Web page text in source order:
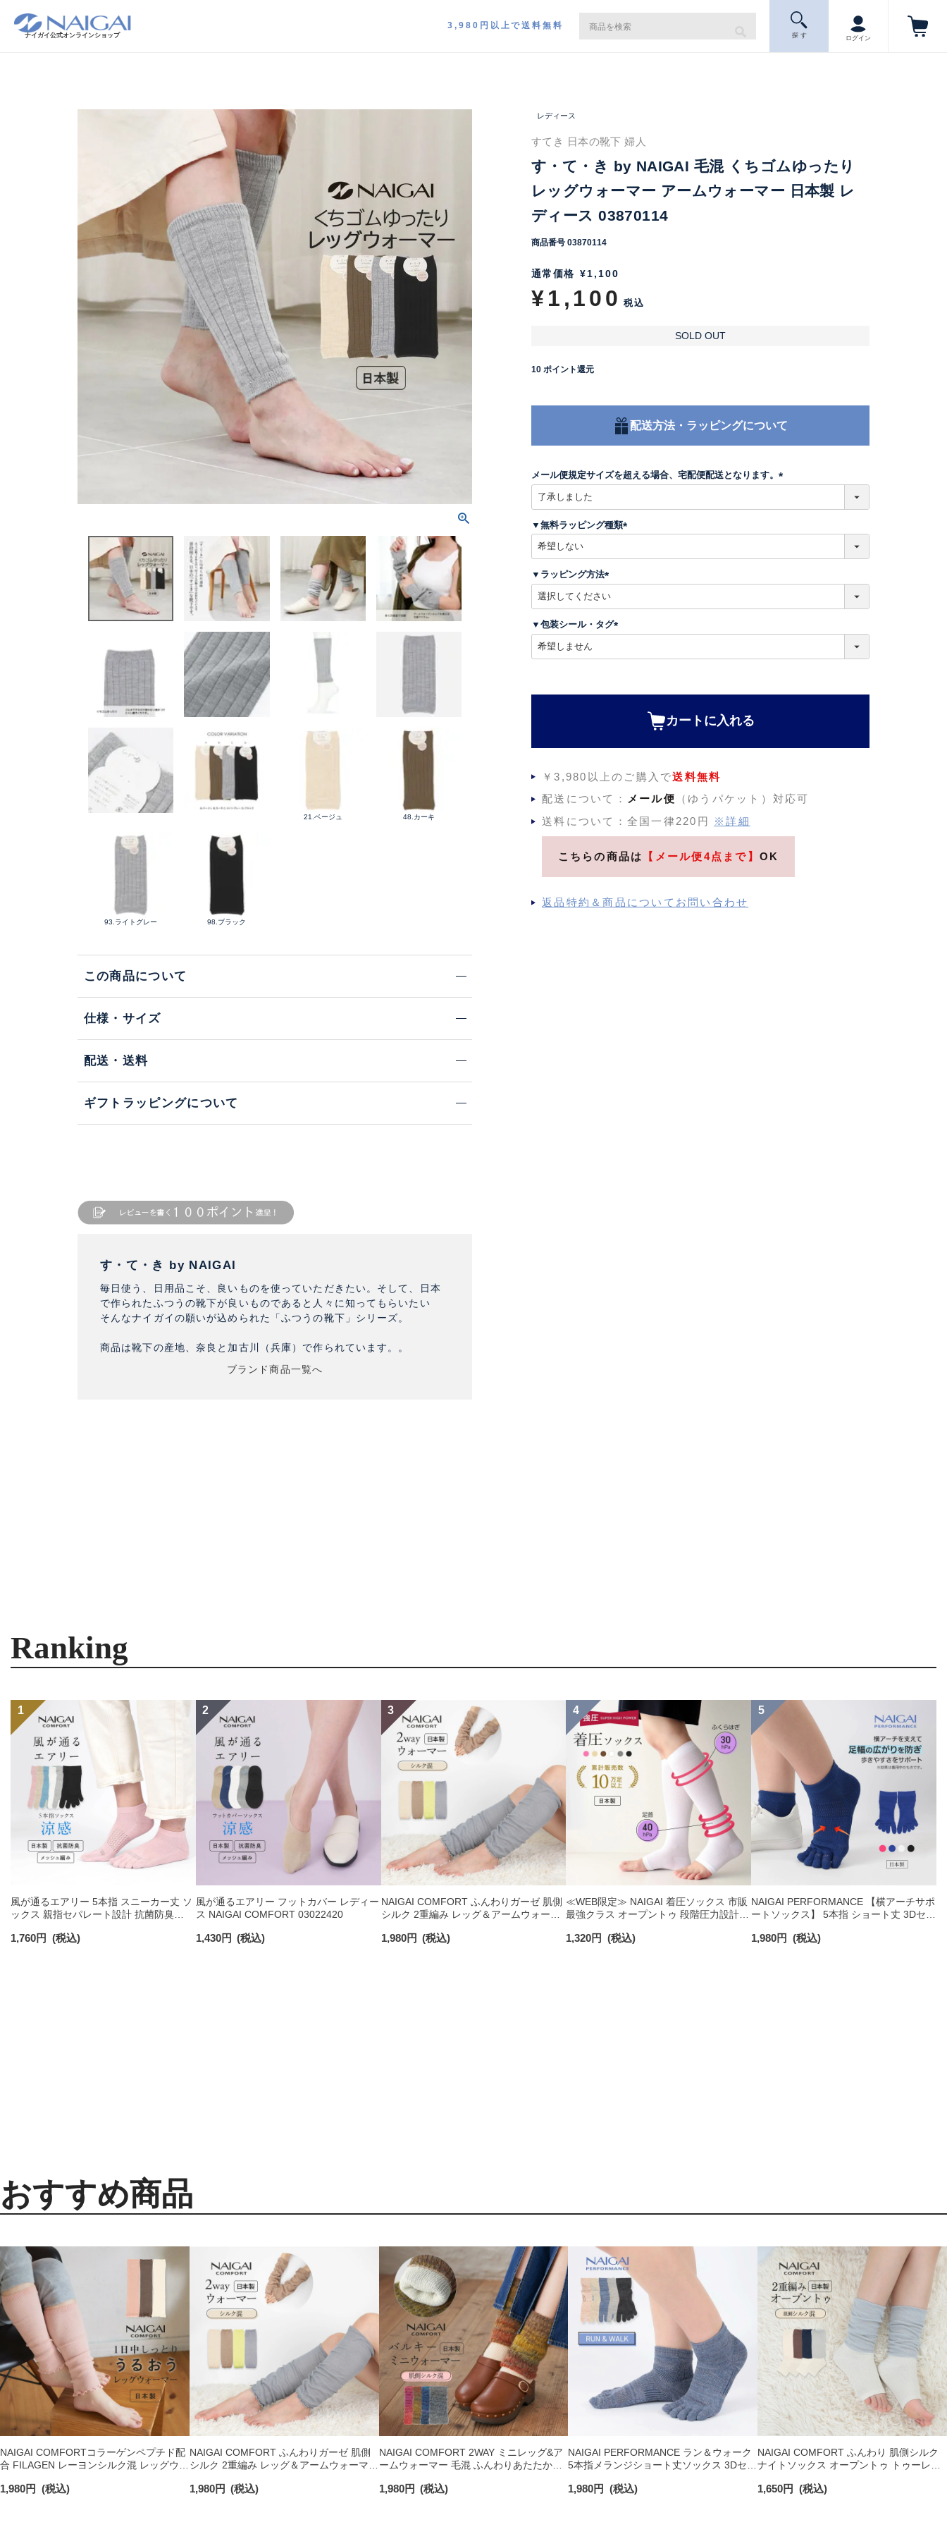
ナイガイ公式オンラインショップ
3,980円以上で送料無料
探 す ログイン
21.ベージュ 48.カーキ
93.ライトグレー 98.ブラック
この商品について
仕様・サイズ
配送・送料
ギフトラッピングについて
す・て・き by NAIGAI
毎日使う、日用品こそ、良いものを使っていただきたい。そして、日本
で作られたふつうの靴下が良いものであると人々に知ってもらいたい
そんなナイガイの願いが込められた「ふつうの靴下」シリーズ。
商品は靴下の産地、奈良と加古川（兵庫）で作られています。。
ブランド商品一覧へ
レディース
すてき 日本の靴下 婦人
す・て・き by NAIGAI 毛混 くちゴムゆったり
レッグウォーマー アームウォーマー 日本製 レ
ディース 03870114
商品番号 03870114
通常価格 ¥1,100
¥1,100 税込
SOLD OUT
10 ポイント還元
配送方法・ラッピングについて
メール便規定サイズを超える場合、宅配便配送となります。
)
▼無料ラッピング種類
)
▼ラッピング方法
須
)
▼包装シール・タグ
カートに入れる
￥3,980以上のご購入で送料無料
配送について： メール便
（ゆうパケット）対応可
送料について：全国一律220円
※詳細
こちらの商品は 【メール便4点まで】 OK
返品特約＆商品についてお問い合わせ
Ranking
風が通るエアリー 5本指 スニーカー丈 ソ
ックス 親指セパレート設計 抗菌防臭
03022213
1,760円 (税込)
風が通るエアリー フットカバー レディー
ス NAIGAI COMFORT 03022420
1,430円 (税込)
NAIGAI COMFORT ふんわりガーゼ 肌側
シルク 2重編み レッグ＆アームウォーマ
1,980円 (税込)
≪WEB限定≫ NAIGAI 着圧ソックス 市販
最強クラス オープントゥ 段階圧力設計
ぎ30hPa 【365日最短翌日発送】
1,320円 (税込)
NAIGAI PERFORMANCE 【横アーチサポ
ートソックス】 5本指 ショート丈 3Dセパ
03050110
1,980円 (税込)
おすすめ商品
NAIGAI COMFORTコラーゲンペプチド配
合 FILAGEN レーヨンシルク混 レッグウォ
1,980円 (税込)
NAIGAI COMFORT ふんわりガーゼ 肌側
シルク 2重編み レッグ＆アームウォーマー
1,980円 (税込)
NAIGAI COMFORT 2WAY ミニレッグ&ア
ームウォーマー 毛混 ふんわりあたたか肌
ィース 03022855
1,980円 (税込)
NAIGAI PERFORMANCE ラン＆ウォーク
5本指メランジショート丈ソックス 3Dセパ
03050108
1,980円 (税込)
NAIGAI COMFORT ふんわり 肌側シルク
ナイトソックス オープントゥ トゥーレス
93072343
1,650円 (税込)